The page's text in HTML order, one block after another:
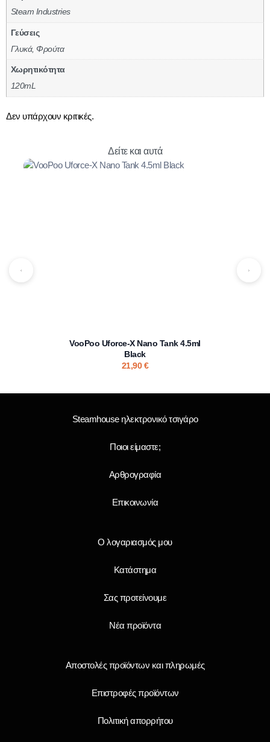
Steam Industries
Γεύσεις
Γλυκά, Φρούτα
Χωρητικότητα
120mL
Δεν υπάρχουν κριτικές.
Δείτε και αυτά
VooPoo Uforce-X Nano Tank 4.5ml
Black
21,90€
Steamhouse ηλεκτρονικό τσιγάρο
Ποιοι είμαστε;
Αρθρογραφία
Επικοινωνία
Ο λογαριασμός μου
Κατάστημα
Σας προτείνουμε
Νέα προϊόντα
Αποστολές προϊόντων και πληρωμές
Επιστροφές προϊόντων
Πολιτική απορρήτου